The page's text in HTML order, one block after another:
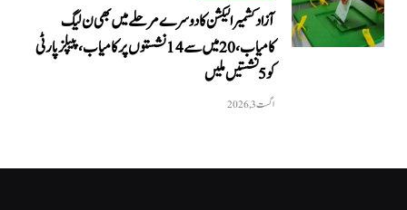
آزاد کشمیر الیکشن کا دوسرے مرحلے میں بھی ن لیگ
کامیاب، 20 میں سے 14 نشستوں پر کامیاب، پیپلزپارٹی
کو 5 نشستیں ملیں
اگست 3, 2026